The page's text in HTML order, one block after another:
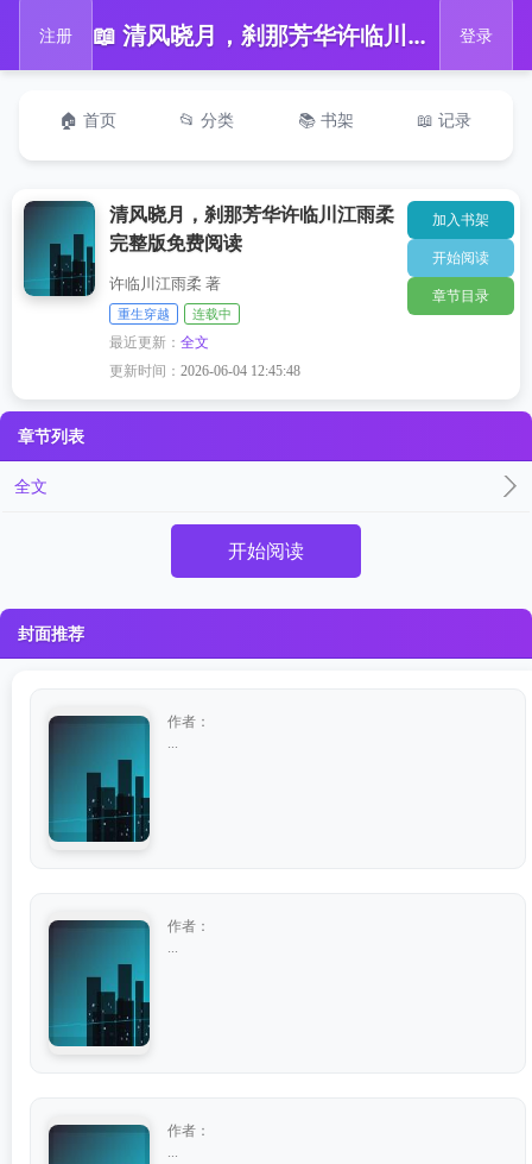
注册 📖 清风晓月，刹那芳华许临川江雨柔完整版免费阅读 登录
🏠 首页 📂 分类 📚 书架 📖 记录
清风晓月，刹那芳华许临川江雨柔
完整版免费阅读
许临川江雨柔 著
重生穿越 连载中
最近更新：全文
更新时间：2026-06-04 12:45:48
加入书架
开始阅读
章节目录
章节列表
全文
开始阅读
封面推荐
作者：
作者：
作者：